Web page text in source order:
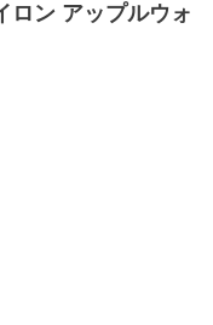
ロン アップルウォ